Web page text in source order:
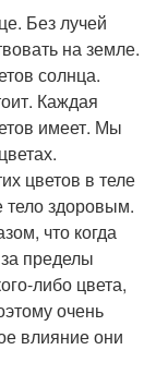
Без лучей
на земле.
солнца.
Каждая
имеет. Мы
цветов в теле
здоровым.
что когда
пределы
либо цвета,
очень
влияние они